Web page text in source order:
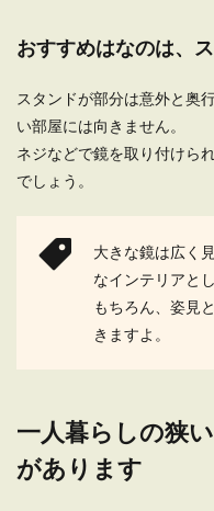
おすすめはなのは、
スタンドが部分は意外と奥
い部屋には向きません。
ネジなどで鏡を取り付けら
でしょう。
大きな鏡は広く
なインテリアと
もちろん、姿見
きますよ。
一人暮らしの狭
があります